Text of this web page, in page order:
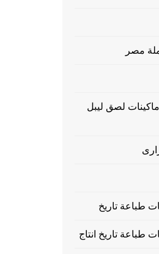
مصر
لصق ليبل
طباعة تاريخ
طباعة تاريخ انتاج